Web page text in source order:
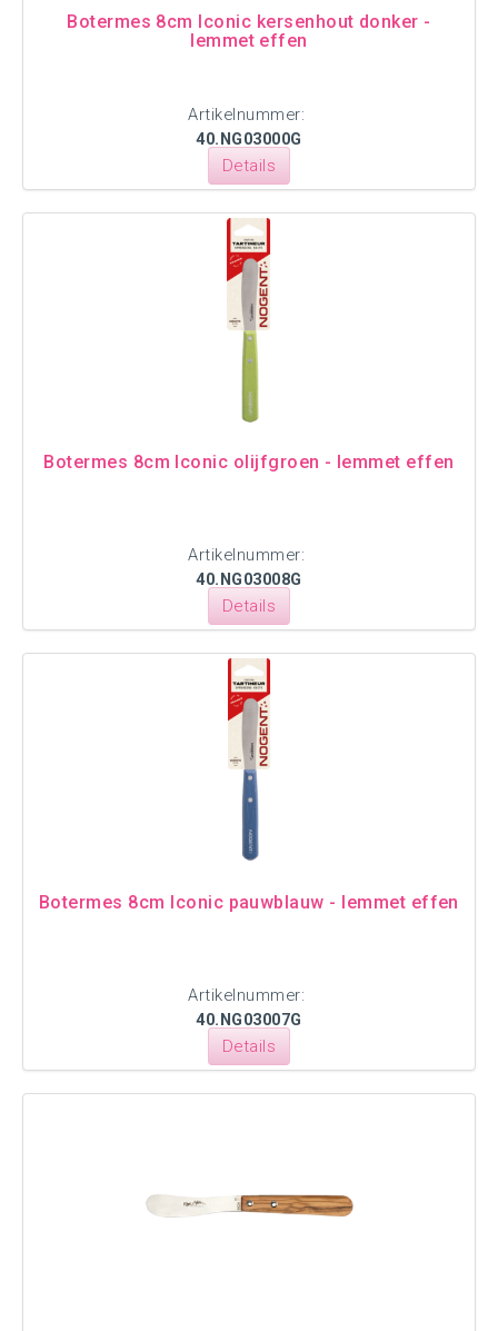
Botermes 8cm Iconic kersenhout donker -
lemmet effen
Artikelnummer:
40.NG03000G
Details
Botermes 8cm Iconic olijfgroen - lemmet effen
Artikelnummer:
40.NG03008G
Details
Botermes 8cm Iconic pauwblauw - lemmet effen
Artikelnummer:
40.NG03007G
Details